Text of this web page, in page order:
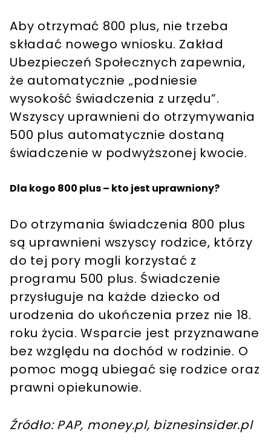
Aby otrzymać 800 plus, nie trzeba
składać nowego wniosku. Zakład
Ubezpieczeń Społecznych zapewnia,
że automatycznie „podniesie
wysokość świadczenia z urzędu”.
Wszyscy uprawnieni do otrzymywania
500 plus automatycznie dostaną
świadczenie w podwyższonej kwocie.
Dla kogo 800 plus – kto jest uprawniony?
Do otrzymania świadczenia 800 plus
są uprawnieni wszyscy rodzice, którzy
do tej pory mogli korzystać z
programu 500 plus. Świadczenie
przysługuje na każde dziecko od
urodzenia do ukończenia przez nie 18.
roku życia. Wsparcie jest przyznawane
bez względu na dochód w rodzinie. O
pomoc mogą ubiegać się rodzice oraz
prawni opiekunowie.
Źródło: PAP, money.pl, biznesinsider.pl